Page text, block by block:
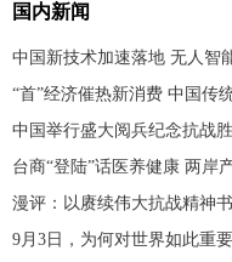
国内新闻
中国新技术加速落地 无人智
“首”经济催热新消费 中国传
中国举行盛大阅兵纪念抗战
台商“登陆”话医养健康 两岸
漫评：以赓续伟大抗战精神
9月3日，为何对世界如此重